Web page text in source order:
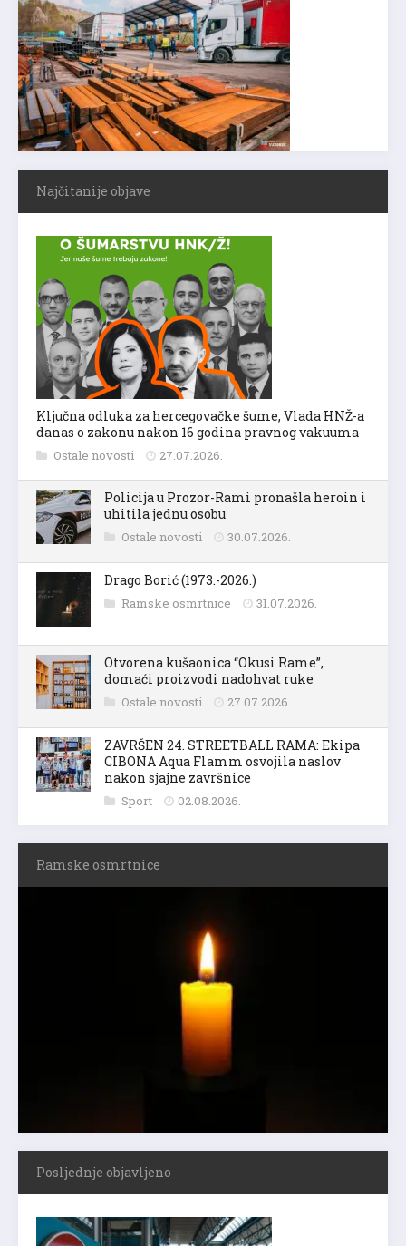
Najčitanije objave
Ključna odluka za hercegovačke šume, Vlada HNŽ-a
danas o zakonu nakon 16 godina pravnog vakuuma
Ostale novosti 27.07.2026.
Policija u Prozor-Rami pronašla heroin i
uhitila jednu osobu
Ostale novosti 30.07.2026.
Drago Borić (1973.-2026.)
Ramske osmrtnice 31.07.2026.
Otvorena kušaonica “Okusi Rame”,
domaći proizvodi nadohvat ruke
Ostale novosti 27.07.2026.
ZAVRŠEN 24. STREETBALL RAMA: Ekipa
CIBONA Aqua Flamm osvojila naslov
nakon sjajne završnice
Sport 02.08.2026.
Ramske osmrtnice
Posljednje objavljeno